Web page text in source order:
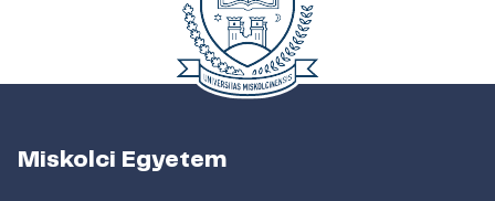
Miskolci Egyetem